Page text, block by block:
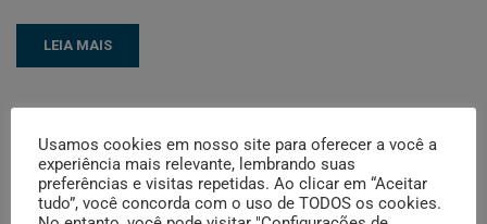
LEIA MAIS
PILATES
Usamos cookies em nosso site para oferecer a você a
experiência mais relevante, lembrando suas
preferências e visitas repetidas. Ao clicar em “Aceitar
tudo”, você concorda com o uso de TODOS os cookies.